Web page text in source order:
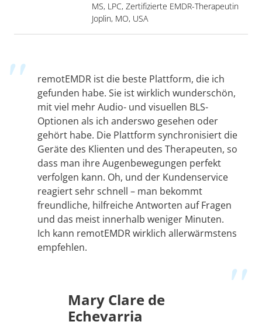
MS, LPC, Zertifizierte EMDR-Therapeutin
Joplin, MO, USA
Mary Clare de
Echevarria
remotEMDR ist die beste Plattform, die ich
gefunden habe. Sie ist wirklich wunderschön,
mit viel mehr Audio- und visuellen BLS-
Optionen als ich anderswo gesehen oder
gehört habe. Die Plattform synchronisiert die
Geräte des Klienten und des Therapeuten, so
dass man ihre Augenbewegungen perfekt
verfolgen kann. Oh, und der Kundenservice
reagiert sehr schnell – man bekommt
freundliche, hilfreiche Antworten auf Fragen
und das meist innerhalb weniger Minuten.
Ich kann remotEMDR wirklich allerwärmstens
empfehlen.